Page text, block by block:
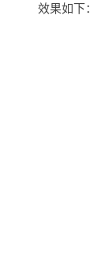
效果如下：